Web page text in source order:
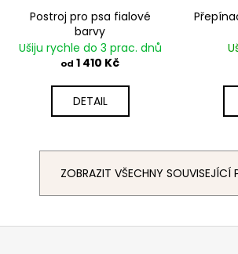
Postroj pro psa fialové
barvy
Ušiju rychle do 3 prac. dnů
od 1 410 Kč
DETAIL
ZOBRAZIT VŠECHNY SOUVISEJÍCÍ